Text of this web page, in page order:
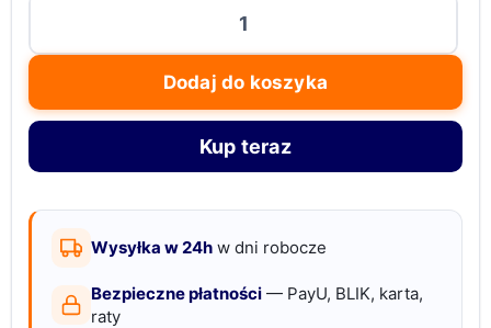
wkład
nawilżacza
powietrza
Dodaj do koszyka
Kup teraz
Wysyłka w 24h w dni robocze
Bezpieczne płatności — PayU, BLIK, karta,
raty